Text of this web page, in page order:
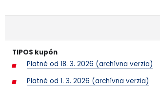
TIPOS kupón
Platné od 18. 3. 2026 (archívna verzia)
Platné od 1. 3. 2026 (archívna verzia)